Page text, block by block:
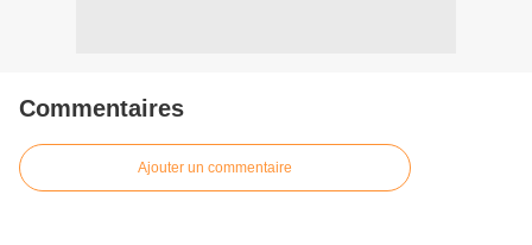
Commentaires
Ajouter un commentaire